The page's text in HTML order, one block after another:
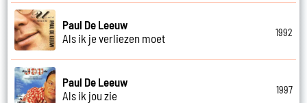
Paul De Leeuw
Als ik je verliezen moet
1992
Paul De Leeuw
Als ik jou zie
1997